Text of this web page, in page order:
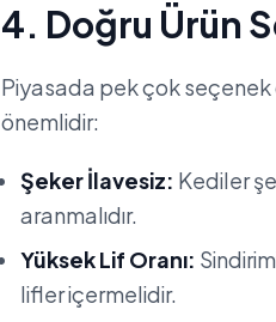
4. Doğru Ürün
Piyasada pek çok seçenek
önemlidir:
Şeker İlavesiz: Kediler
aranmalıdır.
Yüksek Lif Oranı:
lifler içermelidir.